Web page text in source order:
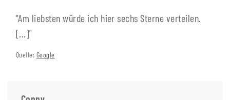
"Am liebsten würde ich hier sechs Sterne verteilen.
[...]"
Quelle: Google